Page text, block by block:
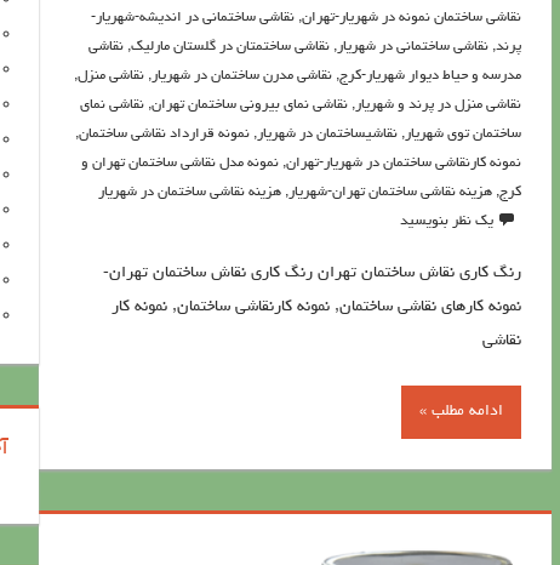
نقاشی ساختمان نمونه در شهریار-تهران,نقاشی ساختمانی در اندیشه-شهریار-
پرند,نقاشی ساختمانی در شهریار,نقاشی ساختمتان در گلستان مارلیک,نقاشی
مدرسه و حیاط دیوار شهریار-کرج,نقاشی مدرن ساختمان در شهریار,نقاشی منزل,
نقاشی منزل در پرند و شهریار,نقاشی نمای بیرونی ساختمان تهران,نقاشی نمای
ساختمان توی شهریار,نقاشیساختمان در شهریار,نمونه قرارداد نقاشی ساختمان,
نمونه كارنقاشي ساختمان در شهریار-تهران,نمونه مدل نقاشي ساختمان تهران و
کرج,هزينه نقاشي ساختمان تهران-شهریار,هزينه نقاشي ساختمان در شهریار
یک نظر بنویسید
رنگ كاري نقاش ساختمان تهران رنگ كاري نقاش ساختمان تهران-
نمونه کارهای نقاشی ساختمان, نمونه کارنقاشی ساختمان, نمونه کار
نقاشی
ادامه مطلب »